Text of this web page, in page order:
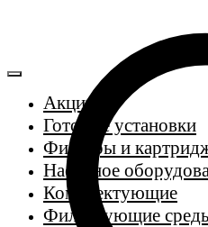
Акции
Готовые установки
Фильтры и
Насосное
Комплектующие
Фильтрующие